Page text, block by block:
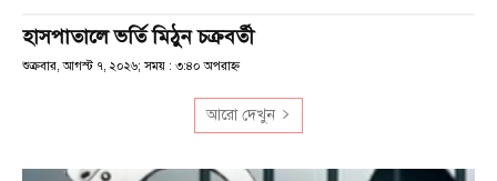
হাসপাতালে ভর্তি মিঠুন চক্রবর্তী
শুক্রবার, আগস্ট ৭, ২০২৬; সময় : ৩:৪০ অপরাহ্ণ
আরো দেখুন